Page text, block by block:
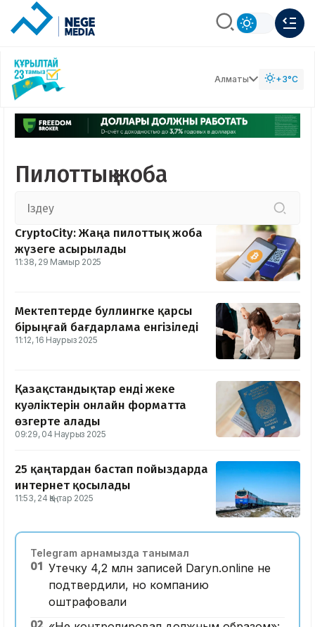
Алматы +3°C
Пилоттық жоба
СryptoCity: Жаңа пилоттық жоба
жүзеге асырылады
11:38, 29 Мамыр 2025
Мектептерде буллингке қарсы
бірыңғай бағдарлама енгізіледі
11:12, 16 Наурыз 2025
Қазақстандықтар енді жеке
куәліктерін онлайн форматта
өзгерте алады
09:29, 04 Наурыз 2025
25 қаңтардан бастап пойыздарда
интернет қосылады
11:53, 24 Қаңтар 2025
Telegram арнамызда танымал
01 Утечку 4,2 млн записей Daryn.online не
подтвердили, но компанию
оштрафовали